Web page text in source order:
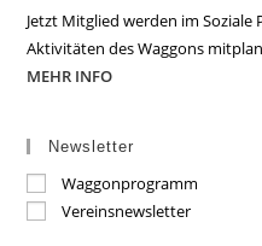
Jetzt Mitglied werden im
Aktivitäten des Waggons
MEHR INFO
Newsletter
Waggonprogramm
Vereinsnewsletter